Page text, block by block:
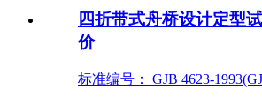
四折带式舟桥设计定型
价
标准编号： GJB 4623-